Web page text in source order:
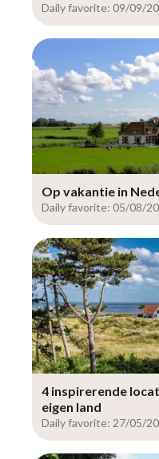
Daily favorite: 09/09/
Op vakantie in
Daily favorite: 05/08/
4 inspirerende
eigen land
Daily favorite: 27/05/